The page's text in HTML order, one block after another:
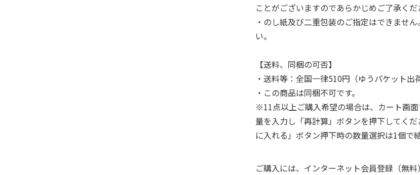
ことがございますのであらかじめご了承くだ
・のし紙及び二重包装のご指定はできませ
い。
【送料、同梱の可否】
・送料等：全国一律510円（ゆうパケット出
・この商品は同梱不可です。
※11点以上ご購入希望の場合は、カート画
量を入力し「再計算」ボタンを押下してく
に入れる」ボタン押下時の数量選択は1個で結
ご購入には、インターネット会員登録（無料